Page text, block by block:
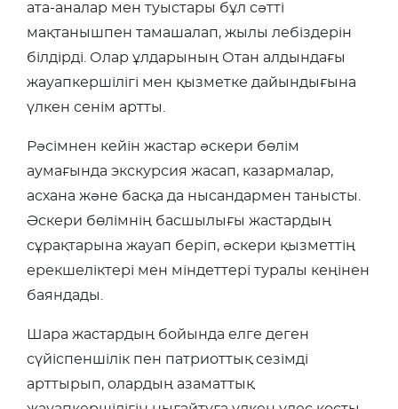
ата-аналар мен туыстары бұл сәтті
мақтанышпен тамашалап, жылы лебіздерін
білдірді. Олар ұлдарының Отан алдындағы
жауапкершілігі мен қызметке дайындығына
үлкен сенім артты.
Рәсімнен кейін жастар әскери бөлім
аумағында экскурсия жасап, казармалар,
асхана және басқа да нысандармен танысты.
Әскери бөлімнің басшылығы жастардың
сұрақтарына жауап беріп, әскери қызметтің
ерекшеліктері мен міндеттері туралы кеңінен
баяндады.
Шара жастардың бойында елге деген
сүйіспеншілік пен патриоттық сезімді
арттырып, олардың азаматтық